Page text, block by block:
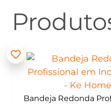
Bandeja Redonda